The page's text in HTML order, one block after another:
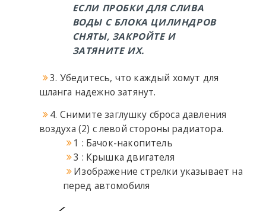
ЕСЛИ ПРОБКИ ДЛЯ СЛИВА
ВОДЫ С БЛОКА ЦИЛИНДРОВ
СНЯТЫ, ЗАКРОЙТЕ И
ЗАТЯНИТЕ ИХ.
3. Убедитесь, что каждый хомут для
шланга надежно затянут.
4. Снимите заглушку сброса давления
воздуха (2) с левой стороны радиатора.
1 : Бачок-накопитель
3 : Крышка двигателя
Изображение стрелки указывает на
перед автомобиля